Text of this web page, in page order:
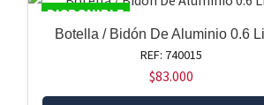
DISPONIBLE
Botella / Bidón De Aluminio 0.6
REF: 740015
$83.000